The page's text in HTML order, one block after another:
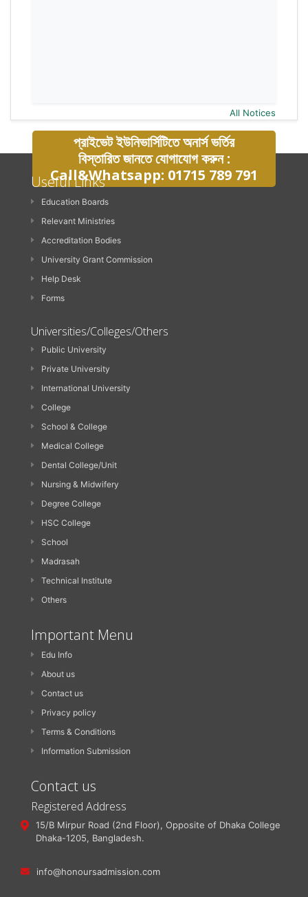
All Notices
প্রাইভেট ইউনিভার্সিটিতে অনার্স ভর্তির
বিস্তারিত জানতে যোগাযোগ করুন :
Call&Whatsapp: 01715 789 791
Useful Links
Education Boards
Relevant Ministries
Accreditation Bodies
University Grant Commission
Help Desk
Forms
Universities/Colleges/Others
Public University
Private University
International University
College
School & College
Medical College
Dental College/Unit
Nursing & Midwifery
Degree College
HSC College
School
Madrasah
Technical Institute
Others
Important Menu
Edu Info
About us
Contact us
Privacy policy
Terms & Conditions
Information Submission
Contact us
Registered Address
15/B Mirpur Road (2nd Floor), Opposite of Dhaka College
Dhaka-1205, Bangladesh.
info@honoursadmission.com